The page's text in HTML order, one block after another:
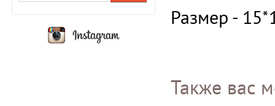
Размер -
Также вас